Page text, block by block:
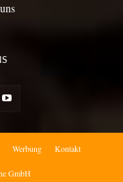
Werbung Kontakt
GmbH